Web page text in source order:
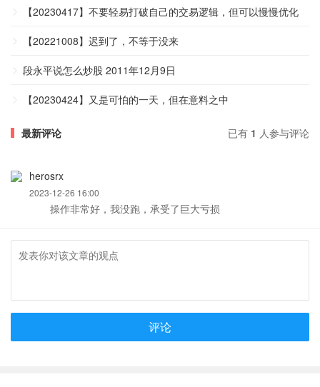
【20230417】不要轻易打破自己的交易逻辑，但可以慢慢优化
【20221008】迟到了，不等于没来
段永平说怎么炒股 2011年12月9日
【20230424】又是可怕的一天，但在意料之中
已有 1 人参与评论
最新评论
herosrx
2023-12-26 16:00
操作非常好，我没跑，承受了巨大亏损
评论